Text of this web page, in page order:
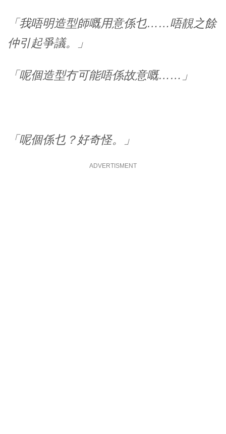
「我唔明造型師嘅用意係乜……唔靚之餘
仲引起爭議。」
「呢個造型冇可能唔係故意嘅……」
「呢個係乜？好奇怪。」
ADVERTISMENT